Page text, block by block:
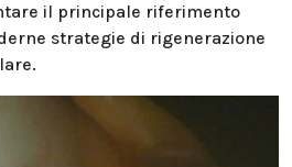
il principale riferimento
strategie di rigenerazione